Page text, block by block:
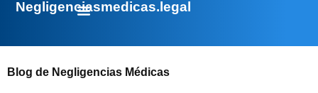
Negligenciasmedicas.legal
Blog de Negligencias Médicas